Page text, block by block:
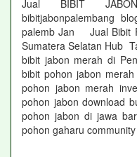
Jual BIBIT
bibitjabonpalembang
palemb Jan Jual Bibit
Sumatera Selatan Hub
bibit jabon merah di
bibit pohon jabon
pohon jabon merah
pohon jabon download
pohon jabon di jawa
pohon gaharu community